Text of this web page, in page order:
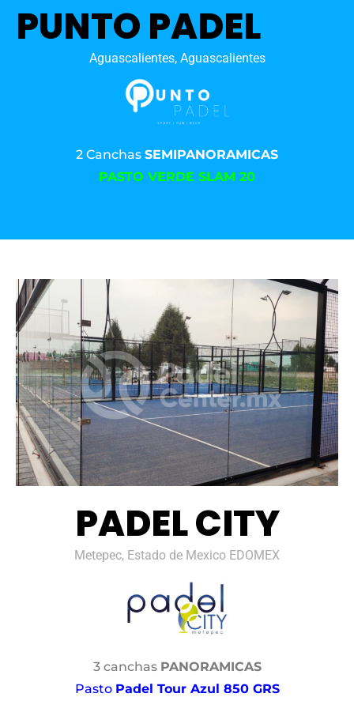
PUNTO PADEL
Aguascalientes, Aguascalientes
2 Canchas SEMIPANORAMICAS
PASTO VERDE SLAM 20
PADEL CITY
Metepec, Estado de Mexico EDOMEX
3 canchas PANORAMICAS
Pasto Padel Tour Azul 850 GRS